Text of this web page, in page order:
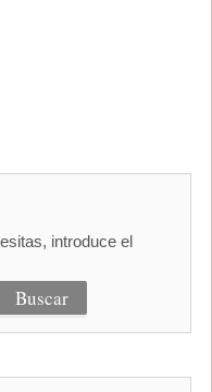
introduce el